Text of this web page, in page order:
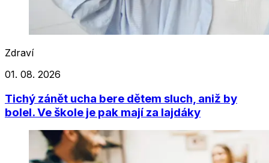
Zdraví
01. 08. 2026
Tichý zánět ucha bere dětem sluch, aniž by
bolel. Ve škole je pak mají za lajdáky